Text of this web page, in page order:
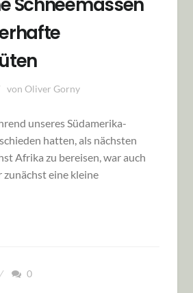
von Oliver Gorny
unseres Südamerika-
hatten, als nächsten
Afrika zu bereisen, war auch
zunächst eine kleine
METERHOHE
0